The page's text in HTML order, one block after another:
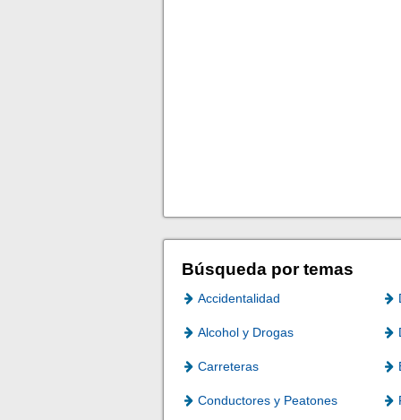
Búsqueda por temas
Accidentalidad
Alcohol y Drogas
Carreteras
Conductores y Peatones